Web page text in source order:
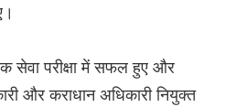
सेवा परीक्षा में सफल हुए और
और कराधान अधिकारी नियुक्त